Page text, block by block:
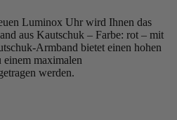
Luminox Uhr wird Ihnen das
aus Kautschuk – Farbe: rot – mit
Armband bietet einen hohen
maximalen
werden.